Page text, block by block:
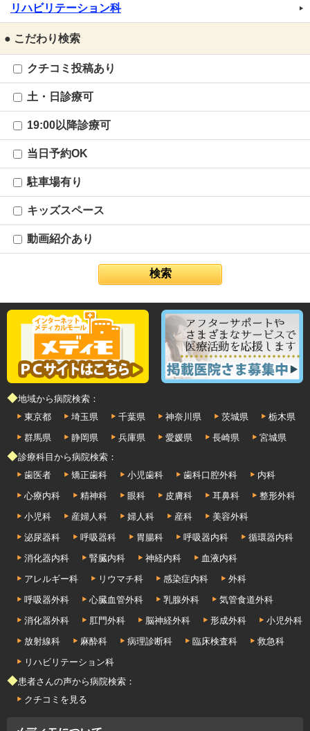
リハビリテーション科
● こだわり検索
クチコミ投稿あり
土・日診療可
19:00以降診療可
当日予約OK
駐車場有り
キッズスペース
動画紹介あり
◆地域から病院検索：
東京都
埼玉県 千葉県 神奈川県 茨城県
栃木県
群馬県
静岡県 兵庫県 愛媛県 長崎県
宮城県
◆診療科目から病院検索：
歯医者
矯正歯科 小児歯科 歯科口腔外科
内科
心療内科
精神科 眼科 皮膚科 耳鼻科
整形外科
小児科
産婦人科 婦人科 産科
美容外科
泌尿器科
呼吸器科 胃腸科 呼吸器内科
循環器内科
消化器内科
腎臓内科 神経内科
血液内科
アレルギー科
リウマチ科 感染症内科
外科
呼吸器外科
心臓血管外科 乳腺外科
気管食道外科
消化器外科
肛門外科 脳神経外科 形成外科
小児外科
放射線科
麻酔科 病理診断科 臨床検査科
救急科
リハビリテーション科
◆患者さんの声から病院検索：
クチコミを見る